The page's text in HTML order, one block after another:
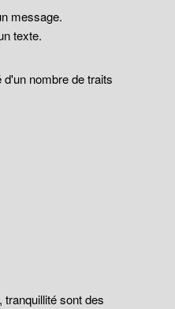
message.
texte.
nombre de traits
sont des